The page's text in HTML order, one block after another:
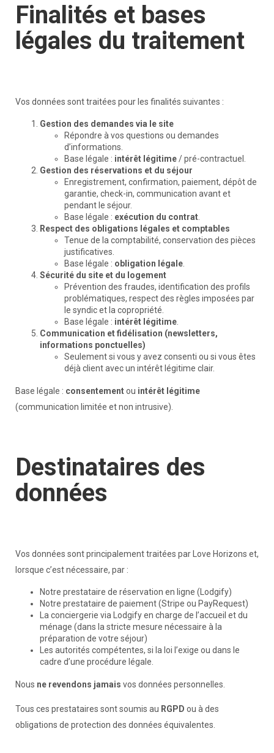
Finalités et bases
légales du traitement
Vos données sont traitées pour les finalités suivantes :
Gestion des demandes via le site
Répondre à vos questions ou demandes
d’informations.
Base légale : intérêt légitime/ pré-contractuel.
Gestion des réservations et du séjour
Enregistrement, confirmation, paiement, dépôt de
garantie, check-in, communication avant et
pendant le séjour.
Base légale : exécution du contrat.
Respect des obligations légales et comptables
Tenue de la comptabilité, conservation des pièces
justificatives.
Base légale : obligation légale.
Sécurité du site et du logement
Prévention des fraudes, identification des profils
problématiques, respect des règles imposées par
le syndic et la copropriété.
Base légale : intérêt légitime.
Communication et fidélisation (newsletters,
informations ponctuelles)
Seulement si vous y avez consenti ou si vous êtes
déjà client avec un intérêt légitime clair.
Base légale : consentementou intérêt légitime
(communication limitée et non intrusive).
Destinataires des
données
Vos données sont principalement traitées par Love Horizons et,
lorsque c’est nécessaire, par :
Notre prestataire de réservation en ligne (Lodgify)
Notre prestataire de paiement (Stripe ou PayRequest)
La conciergerie via Lodgify en charge de l’accueil et du
ménage (dans la stricte mesure nécessaire à la
préparation de votre séjour)
Les autorités compétentes, si la loi l’exige ou dans le
cadre d’une procédure légale.
Nous ne revendons jamais vos données personnelles.
Tous ces prestataires sont soumis au RGPD ou à des
obligations de protection des données équivalentes.